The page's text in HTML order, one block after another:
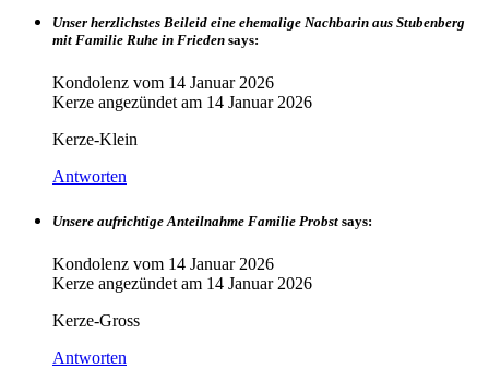
Unser herzlichstes Beileid eine ehemalige Nachbarin aus Stubenberg
mit Familie Ruhe in Frieden says:
Kondolenz vom 14 Januar 2026
Kerze angezündet am 14 Januar 2026
Kerze-Klein
Antworten
Unsere aufrichtige Anteilnahme Familie Probst says:
Kondolenz vom 14 Januar 2026
Kerze angezündet am 14 Januar 2026
Kerze-Gross
Antworten